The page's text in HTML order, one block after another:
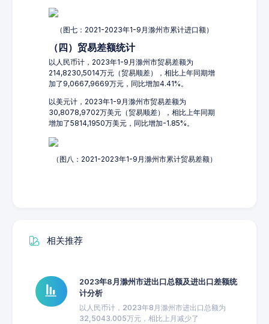
（图七：2021-2023年1-9月滁州市累计进口额）
（四）贸易差额统计
以人民币计，2023年1-9月滁州市贸易差额为
214,8230,5014万元（贸易顺差），相比上年同期增
加了9,0667,9669万元，同比增加4.41%。
以美元计，2023年1-9月滁州市贸易差额为
30,8078,9702万美元（贸易顺差），相比上年同期
增加了5814,1950万美元，同比增加-1.85%。
（图八：2021-2023年1-9月滁州市累计贸易差额）
相关推荐
2023年8月滁州市进出口总额及进出口差额统
计分析
以人民币计，2023年8月滁州市进出口总额为
32,5043.005万元，相比上月减少了